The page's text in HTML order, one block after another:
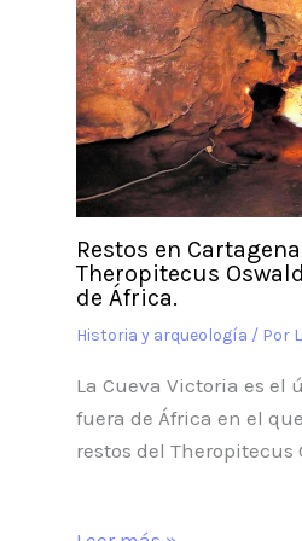
Restos en
Theropitecus
de África.
Historia y arqueología / Por
La Cueva Victoria es el
fuera de África en el
restos del Theropitecus